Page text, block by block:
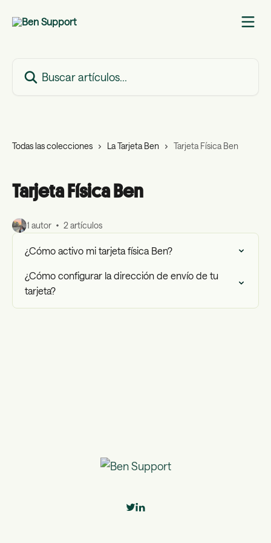
Todas las colecciones La Tarjeta Ben Tarjeta Física Ben
Tarjeta Física Ben
1 autor 2 artículos
¿Cómo activo mi tarjeta física Ben?
¿Cómo configurar la dirección de envío de tu
tarjeta?